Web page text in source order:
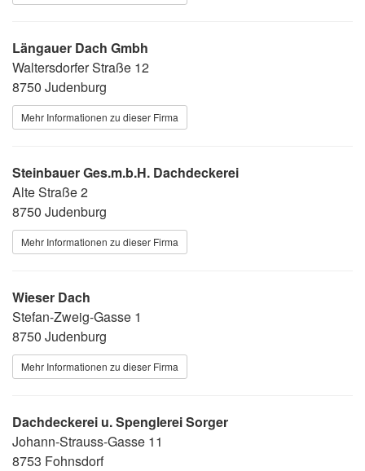
Längauer Dach Gmbh
Waltersdorfer Straße 12
8750 Judenburg
Mehr Informationen zu dieser Firma
Steinbauer Ges.m.b.H. Dachdeckerei
Alte Straße 2
8750 Judenburg
Mehr Informationen zu dieser Firma
Wieser Dach
Stefan-Zweig-Gasse 1
8750 Judenburg
Mehr Informationen zu dieser Firma
Dachdeckerei u. Spenglerei Sorger
Johann-Strauss-Gasse 11
8753 Fohnsdorf